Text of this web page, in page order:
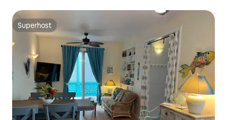
Superhost
Superhost